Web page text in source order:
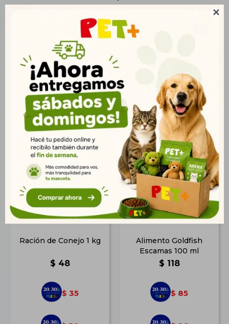

Alimento formulado para cubrir las necesidades nutricionales
de todas las categorías de la especie.
Productos que te pueden interesar
Ración de Conejo 1 kg
$ 48
$ 35
Alimento Goldfish
Escamas 100 ml
$ 118
$ 85